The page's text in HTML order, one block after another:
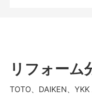
リフォーム
TOTO、DAIKEN、